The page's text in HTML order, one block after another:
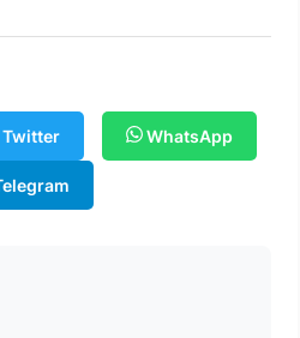
Twitter WhatsApp